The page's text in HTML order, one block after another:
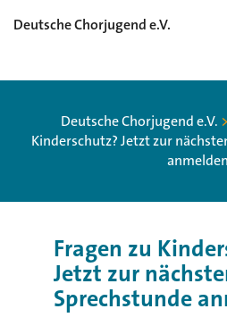
Deutsche Chorjugend e.V.
Deutsche Chorjugend e.V. >
Kinderschutz? Jetzt zur
Fragen zu
Jetzt zur
Sprechstunde